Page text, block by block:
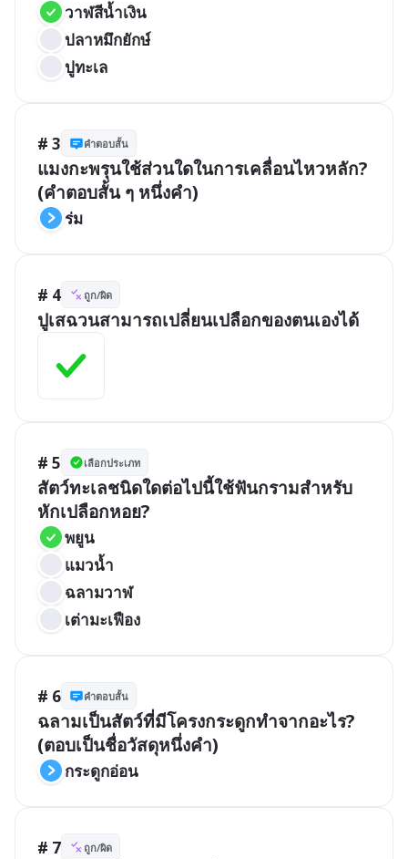
วาฬสีน้ำเงิน
ปลาหมึกยักษ์
ปูทะเล
# 3 คำตอบสั้น
แมงกะพรุนใช้ส่วนใดในการเคลื่อนไหวหลัก?
(คำตอบสั้น ๆ หนึ่งคำ)
ร่ม
# 4 ถูก/ผิด
ปูเสฉวนสามารถเปลี่ยนเปลือกของตนเองได้
# 5 เลือกประเภท
สัตว์ทะเลชนิดใดต่อไปนี้ใช้ฟันกรามสำหรับ
หักเปลือกหอย?
พยูน
แมวน้ำ
ฉลามวาฬ
เต่ามะเฟือง
# 6 คำตอบสั้น
ฉลามเป็นสัตว์ที่มีโครงกระดูกทำจากอะไร?
(ตอบเป็นชื่อวัสดุหนึ่งคำ)
กระดูกอ่อน
# 7 ถูก/ผิด